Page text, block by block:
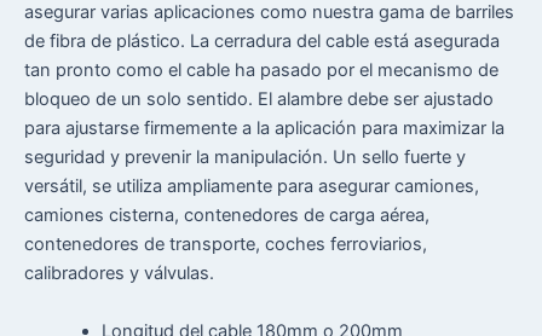
asegurar varias aplicaciones como nuestra gama de barriles
de fibra de plástico. La cerradura del cable está asegurada
tan pronto como el cable ha pasado por el mecanismo de
bloqueo de un solo sentido. El alambre debe ser ajustado
para ajustarse firmemente a la aplicación para maximizar la
seguridad y prevenir la manipulación. Un sello fuerte y
versátil, se utiliza ampliamente para asegurar camiones,
camiones cisterna, contenedores de carga aérea,
contenedores de transporte, coches ferroviarios,
calibradores y válvulas.
Longitud del cable 180mm o 200mm